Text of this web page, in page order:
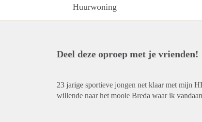
Huurwoning
Deel deze oproep met je vrienden!
23 jarige sportieve jongen net klaar met mijn
willende naar het mooie Breda waar ik